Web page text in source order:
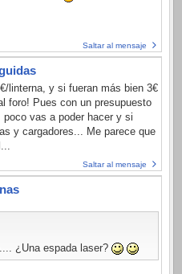
Saltar al mensaje
linterna, y si fueran más bien 3€
foro! Pues con un presupuesto
vas a poder hacer y si
y cargadores... Me parece que
Saltar al mensaje
¿Una espada laser?